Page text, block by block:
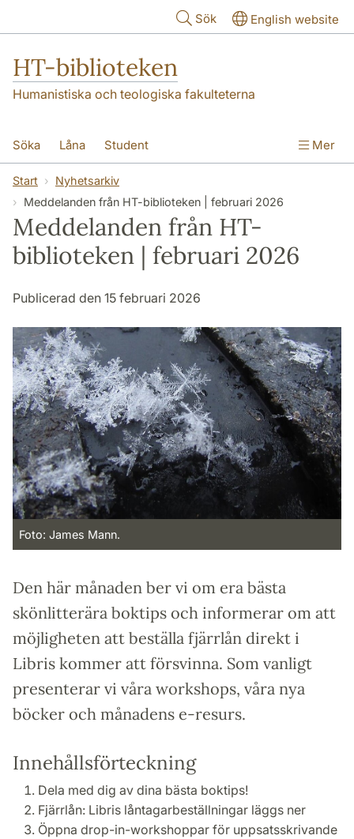
Sök English website
HT-biblioteken
Humanistiska och teologiska fakulteterna
Söka Låna Student
Forskare/doktorand
Mer
Start
Nyhetsarkiv
Meddelanden från HT-biblioteken | februari 2026
Meddelanden från HT-
biblioteken | februari 2026
Publicerad den 15 februari 2026
Foto: James Mann.
Den här månaden ber vi om era bästa
skönlitterära boktips och informerar om att
möjligheten att beställa fjärrlån direkt i
Libris kommer att försvinna. Som vanligt
presenterar vi våra workshops, våra nya
böcker och månadens e-resurs.
Innehållsförteckning
Dela med dig av dina bästa boktips!
Fjärrlån: Libris låntagarbeställningar läggs ner
Öppna drop-in-workshoppar för uppsatsskrivande